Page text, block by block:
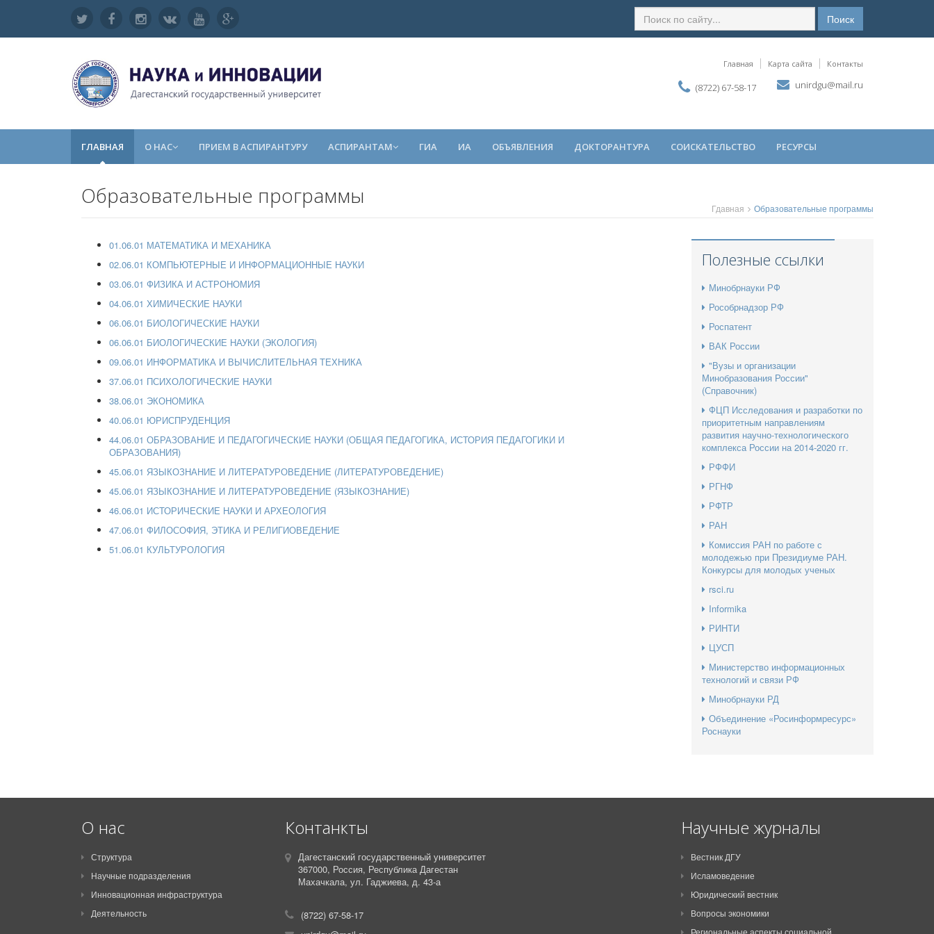
Поиск
Главная Карта сайта Контакты
(8722) 67-58-17 unirdgu@mail.ru
ГЛАВНАЯ О НАС ПРИЕМ В АСПИРАНТУРУ АСПИРАНТАМ ГИА ИА ОБЪЯВЛЕНИЯ ДОКТОРАНТУРА СОИСКАТЕЛЬСТВО РЕСУРСЫ
Образовательные программы Гдавная Образовательные программы
01.06.01 МАТЕМАТИКА И МЕХАНИКА
02.06.01 КОМПЬЮТЕРНЫЕ И ИНФОРМАЦИОННЫЕ НАУКИ
03.06.01 ФИЗИКА И АСТРОНОМИЯ
04.06.01 ХИМИЧЕСКИЕ НАУКИ
06.06.01 БИОЛОГИЧЕСКИЕ НАУКИ
06.06.01 БИОЛОГИЧЕСКИЕ НАУКИ (ЭКОЛОГИЯ)
09.06.01 ИНФОРМАТИКА И ВЫЧИСЛИТЕЛЬНАЯ ТЕХНИКА
37.06.01 ПСИХОЛОГИЧЕСКИЕ НАУКИ
38.06.01 ЭКОНОМИКА
40.06.01 ЮРИСПРУДЕНЦИЯ
44.06.01 ОБРАЗОВАНИЕ И ПЕДАГОГИЧЕСКИЕ НАУКИ (ОБЩАЯ ПЕДАГОГИКА, ИСТОРИЯ ПЕДАГОГИКИ И
ОБРАЗОВАНИЯ)
45.06.01 ЯЗЫКОЗНАНИЕ И ЛИТЕРАТУРОВЕДЕНИЕ (ЛИТЕРАТУРОВЕДЕНИЕ)
45.06.01 ЯЗЫКОЗНАНИЕ И ЛИТЕРАТУРОВЕДЕНИЕ (ЯЗЫКОЗНАНИЕ)
46.06.01 ИСТОРИЧЕСКИЕ НАУКИ И АРХЕОЛОГИЯ
47.06.01 ФИЛОСОФИЯ, ЭТИКА И РЕЛИГИОВЕДЕНИЕ
51.06.01 КУЛЬТУРОЛОГИЯ
Полезные ссылки
Минобрнауки РФ
Рособрнадзор РФ
Роспатент
ВАК России
"Вузы и организации
Минобразования России"
(Справочник)
ФЦП Исследования и разработки по
приоритетным направлениям
развития научно-технологического
комплекса России на 2014-2020 гг.
РФФИ
РГНФ
РФТР
РАН
Комиссия РАН по работе с
молодежью при Президиуме РАН.
Конкурсы для молодых ученых
rsci.ru
Informika
РИНТИ
ЦУСП
Министерство информационных
технологий и связи РФ
Минобрнауки РД
Объединение «Росинформресурс»
Роснауки
О нас
Структура
Научные подразделения
Инновационная инфраструктура
Деятельность
Контанкты
Дагестанский государственный университет
367000, Россия, Республика Дагестан
Махачкала, ул. Гаджиева, д. 43-а
(8722) 67-58-17
Научные журналы
Вестник ДГУ
Исламоведение
Юридический вестник
Вопросы экономики
Региональные аспекты социальной